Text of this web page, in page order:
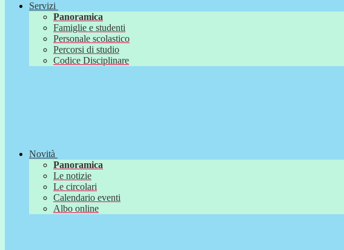
Servizi
Panoramica
Famiglie e studenti
Personale scolastico
Percorsi di studio
Codice Disciplinare
Novità
Panoramica
Le notizie
Le circolari
Calendario eventi
Albo online